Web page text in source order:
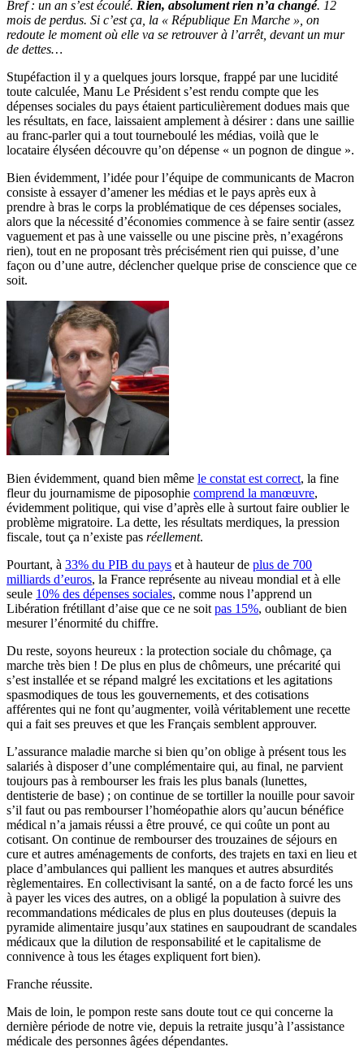
Bref : un an s’est écoulé. Rien, absolument rien n’a changé. 12
mois de perdus. Si c’est ça, la « République En Marche », on
redoute le moment où elle va se retrouver à l’arrêt, devant un mur
de dettes…
Stupéfaction il y a quelques jours lorsque, frappé par une lucidité
toute calculée, Manu Le Président s’est rendu compte que les
dépenses sociales du pays étaient particulièrement dodues mais que
les résultats, en face, laissaient amplement à désirer : dans une saillie
au franc-parler qui a tout tourneboulé les médias, voilà que le
locataire élyséen découvre qu’on dépense « un pognon de dingue ».
Bien évidemment, l’idée pour l’équipe de communicants de Macron
consiste à essayer d’amener les médias et le pays après eux à
prendre à bras le corps la problématique de ces dépenses sociales,
alors que la nécessité d’économies commence à se faire sentir (assez
vaguement et pas à une vaisselle ou une piscine près, n’exagérons
rien), tout en ne proposant très précisément rien qui puisse, d’une
façon ou d’une autre, déclencher quelque prise de conscience que ce
soit.
Bien évidemment, quand bien même le constat est correct, la fine
fleur du journamisme de piposophie comprend la manœuvre,
évidemment politique, qui vise d’après elle à surtout faire oublier le
problème migratoire. La dette, les résultats merdiques, la pression
fiscale, tout ça n’existe pas réellement.
Pourtant, à 33% du PIB du pays et à hauteur de plus de 700
milliards d’euros, la France représente au niveau mondial et à elle
seule 10% des dépenses sociales, comme nous l’apprend un
Libération frétillant d’aise que ce ne soit pas 15%, oubliant de bien
mesurer l’énormité du chiffre.
Du reste, soyons heureux : la protection sociale du chômage, ça
marche très bien ! De plus en plus de chômeurs, une précarité qui
s’est installée et se répand malgré les excitations et les agitations
spasmodiques de tous les gouvernements, et des cotisations
afférentes qui ne font qu’augmenter, voilà véritablement une recette
qui a fait ses preuves et que les Français semblent approuver.
L’assurance maladie marche si bien qu’on oblige à présent tous les
salariés à disposer d’une complémentaire qui, au final, ne parvient
toujours pas à rembourser les frais les plus banals (lunettes,
dentisterie de base) ; on continue de se tortiller la nouille pour savoir
s’il faut ou pas rembourser l’homéopathie alors qu’aucun bénéfice
médical n’a jamais réussi a être prouvé, ce qui coûte un pont au
cotisant. On continue de rembourser des trouzaines de séjours en
cure et autres aménagements de conforts, des trajets en taxi en lieu et
place d’ambulances qui pallient les manques et autres absurdités
règlementaires. En collectivisant la santé, on a de facto forcé les uns
à payer les vices des autres, on a obligé la population à suivre des
recommandations médicales de plus en plus douteuses (depuis la
pyramide alimentaire jusqu’aux statines en saupoudrant de scandales
médicaux que la dilution de responsabilité et le capitalisme de
connivence à tous les étages expliquent fort bien).
Franche réussite.
Mais de loin, le pompon reste sans doute tout ce qui concerne la
dernière période de notre vie, depuis la retraite jusqu’à l’assistance
médicale des personnes âgées dépendantes.